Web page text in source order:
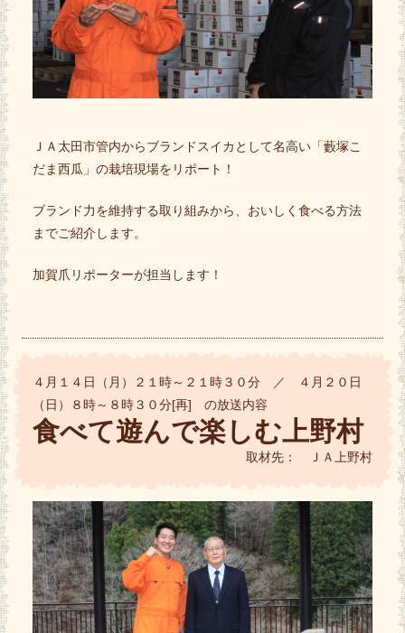
ＪＡ太田市管内からブランドスイカとして名高い「藪塚こ
だま西瓜」の栽培現場をリポート！
ブランド力を維持する取り組みから、おいしく食べる方法
までご紹介します。
加賀爪リポーターが担当します！
４月１４日（月）２１時～２１時３０分 ／ ４月２０日
（日）８時～８時３０分[再] の放送内容
食べて遊んで楽しむ上野村
取材先： ＪＡ上野村